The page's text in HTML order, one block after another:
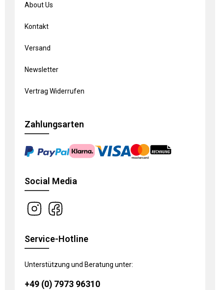
About Us
Kontakt
Versand
Newsletter
Vertrag Widerrufen
Zahlungsarten
Social Media
Service-Hotline
Unterstützung und Beratung unter:
+49 (0) 7973 96310